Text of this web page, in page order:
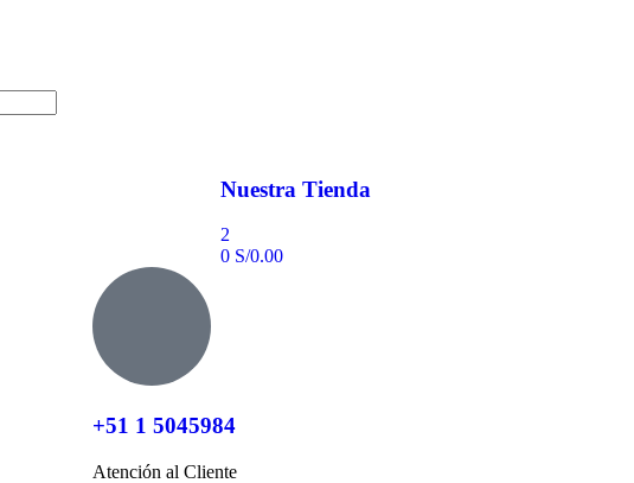
Nuestra Tienda
2
0 S/0.00
+51 1 5045984
Atención al Cliente